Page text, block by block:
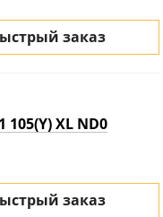
заказ
105(Y) XL ND0
заказ